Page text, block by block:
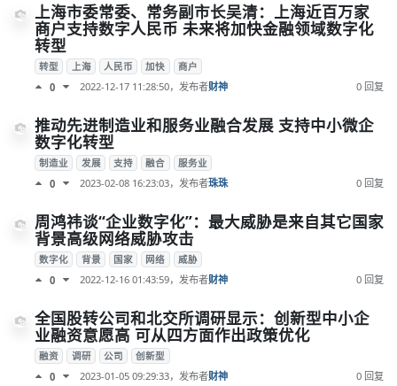
上海市委常委、常务副市长吴清：上海近百万家
商户支持数字人民币 未来将加快金融领域数字化
转型
转型 上海 人民币 加快 商户
0 2022-12-17 11:28:50，发布者财神 0 回复
推动先进制造业和服务业融合发展 支持中小微企
数字化转型
制造业 发展 支持 融合 服务业
0 2023-02-08 16:23:03，发布者珠珠 0 回复
周鸿祎谈“企业数字化”：最大威胁是来自其它国家
背景高级网络威胁攻击
数字化 背景 国家 网络 威胁
0 2022-12-16 01:43:59，发布者财神 0 回复
全国股转公司和北交所调研显示：创新型中小企
业融资意愿高 可从四方面作出政策优化
融资 调研 公司 创新型
0 2023-01-05 09:29:33，发布者财神 0 回复